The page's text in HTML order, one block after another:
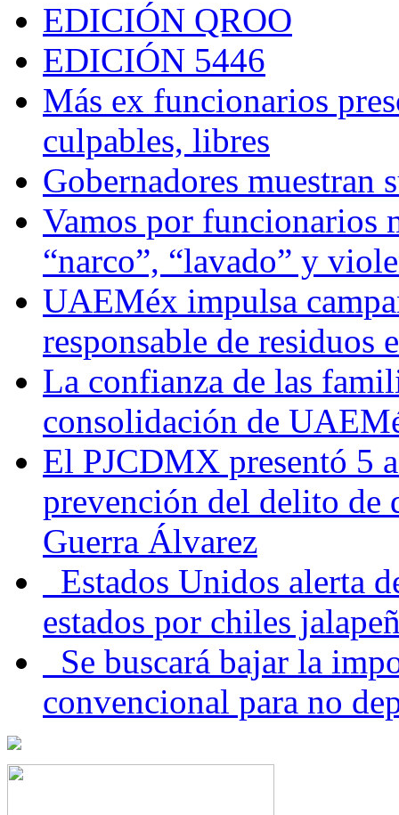
EDICIÓN QROO
EDICIÓN 5446
Más ex funcionarios
culpables, libres
Gobernadores muestran
Vamos por funcionarios
“narco”, “lavado” y
UAEMéx impulsa
responsable de residuos
La confianza de las
consolidación de
El PJCDMX presentó 5
prevención del delito de
Guerra Álvarez
Estados Unidos alerta
estados por chiles
Se buscará bajar la
convencional para no